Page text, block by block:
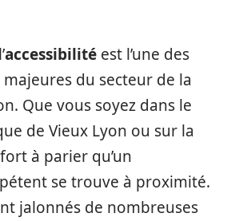
accessibilité est l’une des
du secteur de la
Que vous soyez dans le
de Vieux Lyon ou sur la
à parier qu’un
se trouve à proximité.
jalonnés de nombreuses